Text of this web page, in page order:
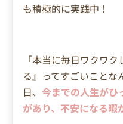
も積極的に実践中！
「本当に毎日ワクワ
る』ってすごいことな
日、今までの人生がひ
があり、不安になる暇